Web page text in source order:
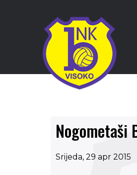
Nogometaši
Srijeda, 29 apr 2015